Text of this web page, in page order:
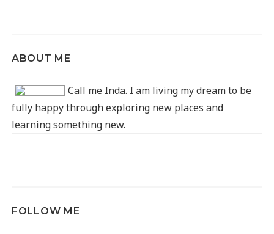
ABOUT ME
Call me Inda. I am living my dream to be
fully happy through exploring new places and
learning something new.
FOLLOW ME